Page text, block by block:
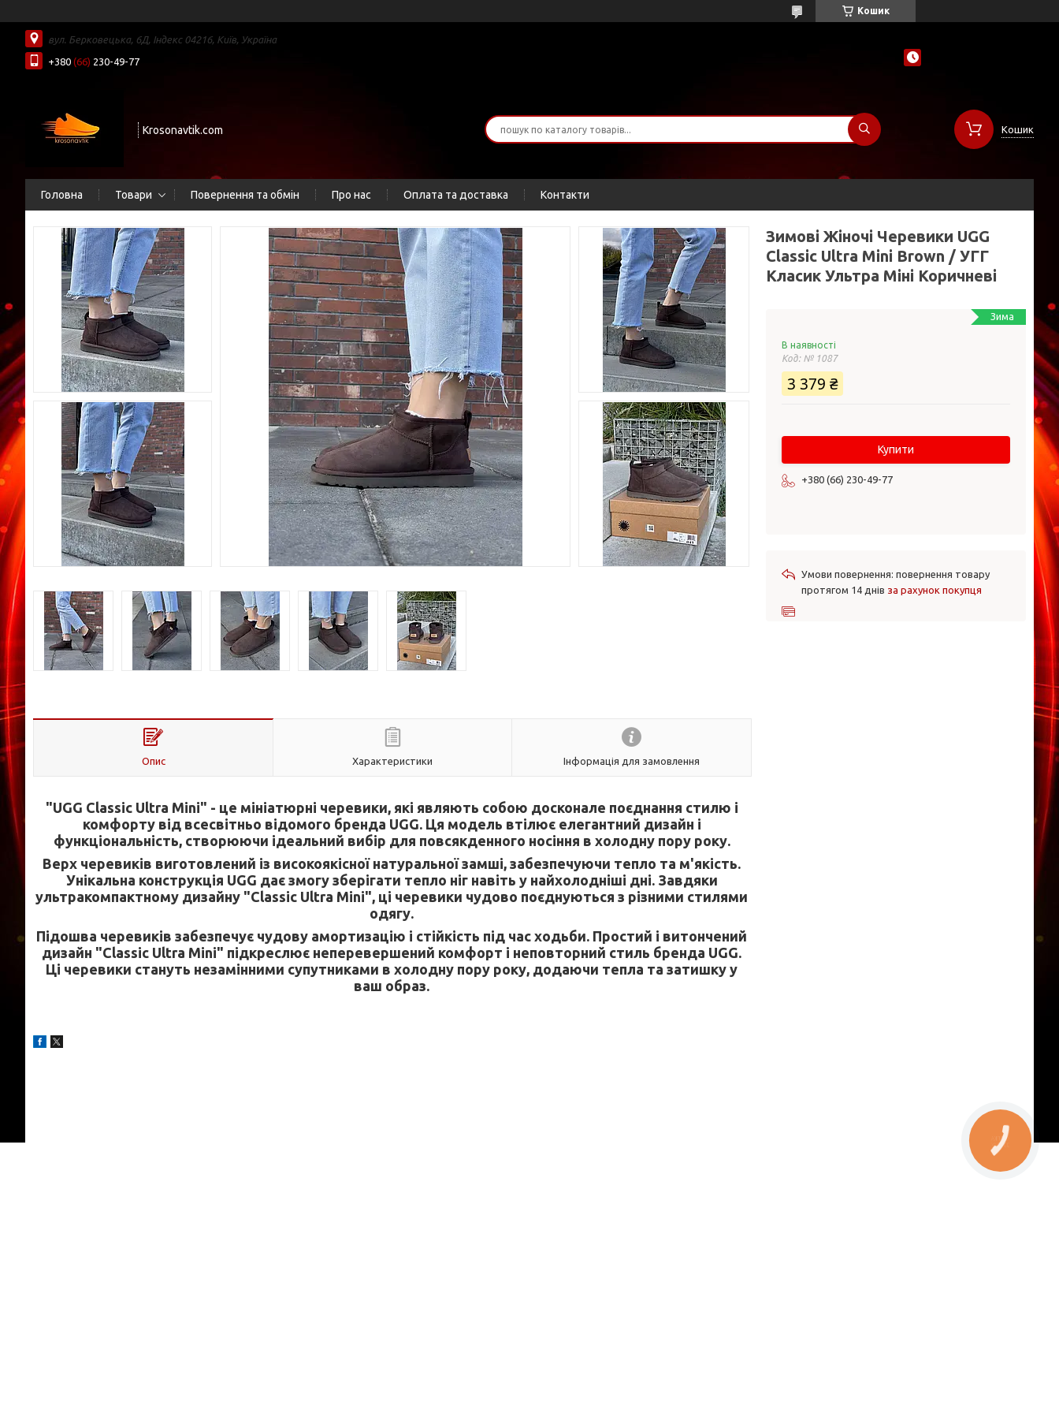
Кошик
вул. Берковецька, 6Д, Індекс 04216, Київ, Україна
+380 (66) 230-49-77
Krosonavtik.com Кошик
Головна Товари Повернення та обмін Про нас Оплата та доставка Контакти
Опис Характеристики Інформація для замовлення
"UGG Classic Ultra Mini" - це мініатюрні черевики, які являють собою досконале поєднання стилю і
комфорту від всесвітньо відомого бренда UGG. Ця модель втілює елегантний дизайн і
функціональність, створюючи ідеальний вибір для повсякденного носіння в холодну пору року.
Верх черевиків виготовлений із високоякісної натуральної замші, забезпечуючи тепло та м'якість.
Унікальна конструкція UGG дає змогу зберігати тепло ніг навіть у найхолодніші дні. Завдяки
ультракомпактному дизайну "Classic Ultra Mini", ці черевики чудово поєднуються з різними стилями
одягу.
Підошва черевиків забезпечує чудову амортизацію і стійкість під час ходьби. Простий і витончений
дизайн "Classic Ultra Mini" підкреслює неперевершений комфорт і неповторний стиль бренда UGG.
Ці черевики стануть незамінними супутниками в холодну пору року, додаючи тепла та затишку у
ваш образ.
Зимові Жіночі Черевики UGG
Classic Ultra Mini Brown / УГГ
Класик Ультра Міні Коричневі
Зима
В наявності
Код: № 1087
3 379 ₴
Купити
+380 (66) 230-49-77
повернення товару
протягом 14 днів за рахунок покупця
КНОПКА
ЗВ'ЯЗКУ